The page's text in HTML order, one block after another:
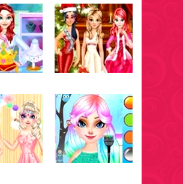
ألعاب اميرات: